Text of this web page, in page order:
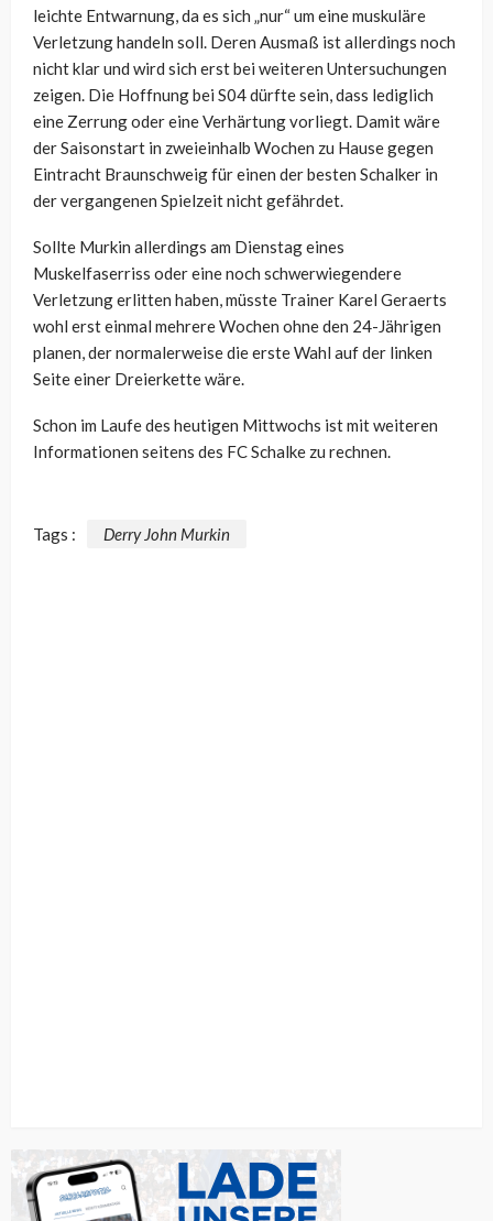
leichte Entwarnung, da es sich „nur“ um eine muskuläre
Verletzung handeln soll. Deren Ausmaß ist allerdings noch
nicht klar und wird sich erst bei weiteren Untersuchungen
zeigen. Die Hoffnung bei S04 dürfte sein, dass lediglich
eine Zerrung oder eine Verhärtung vorliegt. Damit wäre
der Saisonstart in zweieinhalb Wochen zu Hause gegen
Eintracht Braunschweig für einen der besten Schalker in
der vergangenen Spielzeit nicht gefährdet.
Sollte Murkin allerdings am Dienstag eines
Muskelfaserriss oder eine noch schwerwiegendere
Verletzung erlitten haben, müsste Trainer Karel Geraerts
wohl erst einmal mehrere Wochen ohne den 24-Jährigen
planen, der normalerweise die erste Wahl auf der linken
Seite einer Dreierkette wäre.
Schon im Laufe des heutigen Mittwochs ist mit weiteren
Informationen seitens des FC Schalke zu rechnen.
Tags : Derry John Murkin